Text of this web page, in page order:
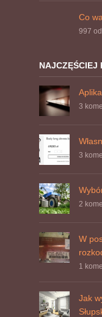
Co
997
NAJCZĘŚCIEJ
3
3
2
W
1
Jak